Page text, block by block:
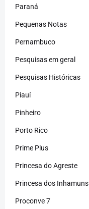
Paraná
Pequenas Notas
Pernambuco
Pesquisas em geral
Pesquisas Históricas
Piauí
Pinheiro
Porto Rico
Prime Plus
Princesa do Agreste
Princesa dos Inhamuns
Proconve 7